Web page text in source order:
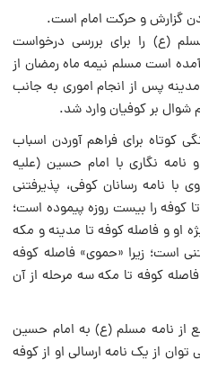
گزارش و حرکت امام است.
(ع) را برای بررسی درخواست
است مسلم نیمه ماه رمضان از
پس از انجام اموری به جانب
شوال بر کوفیان وارد شد.
کوتاه برای فراهم آوردن اسباب
نامه نگاری با امام حسین (علیه
با نامه رسانان کوفی، پذیرفتنی
کوفه را بیست روزه پیموده است؛
او و فاصله کوفه تا مدینه و مکه
است؛ زیرا «حموی» فاصله کوفه
کوفه تا مکه سه مرحله از آن
از نامه مسلم (ع) به امام حسین
توان از یک نامه ارسالی او از کوفه